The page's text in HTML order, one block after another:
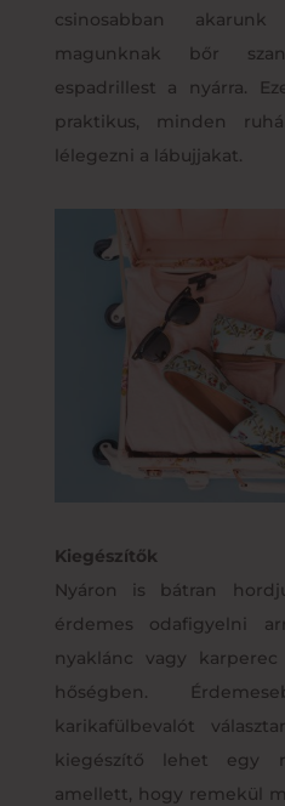
csinosabban
magunknak bőr
espadrillest a nyárra.
praktikus, minden
lélegezni a lábujjakat.
Kiegészítők
Nyáron is bátran
érdemes odafigyelni
nyaklánc vagy
hőségben.
karikafülbevalót
kiegészítő lehet egy
amellett, hogy remekül